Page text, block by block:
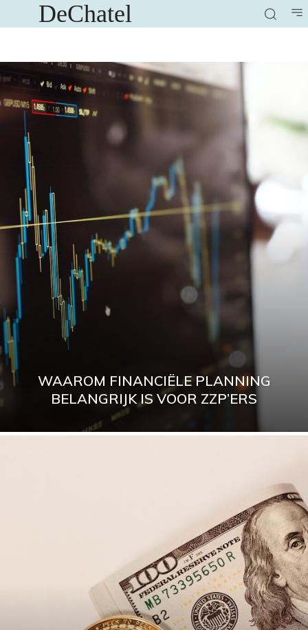
DeChatel
WAAROM FINANCIËLE PLANNING
BELANGRIJK IS VOOR ZZP’ERS